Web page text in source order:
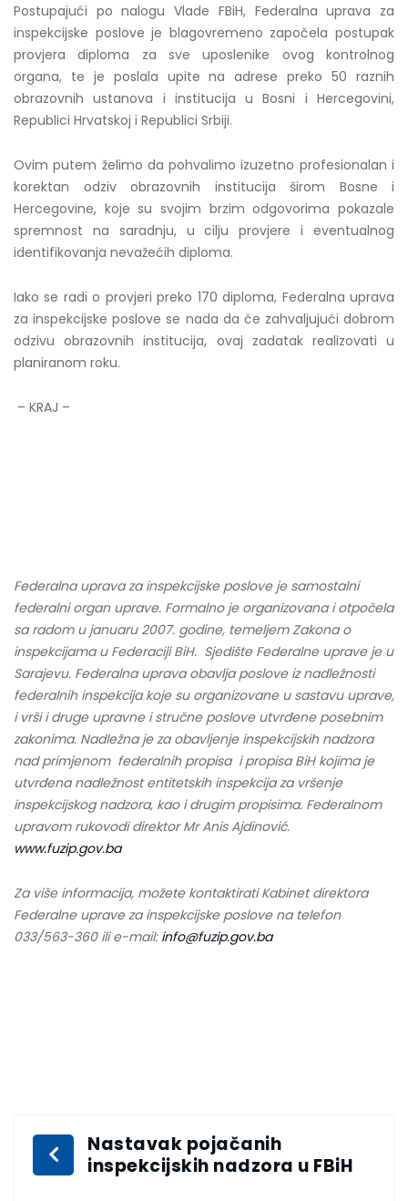
Postupajući po nalogu Vlade FBiH, Federalna uprava za
inspekcijske poslove je blagovremeno započela postupak
provjera diploma za sve uposlenike ovog kontrolnog
organa, te je poslala upite na adrese preko 50 raznih
obrazovnih ustanova i institucija u Bosni i Hercegovini,
Republici Hrvatskoj i Republici Srbiji.
Ovim putem želimo da pohvalimo izuzetno profesionalan i
korektan odziv obrazovnih institucija širom Bosne i
Hercegovine, koje su svojim brzim odgovorima pokazale
spremnost na saradnju, u cilju provjere i eventualnog
identifikovanja nevažećih diploma.
Iako se radi o provjeri preko 170 diploma, Federalna uprava
za inspekcijske poslove se nada da će zahvaljujući dobrom
odzivu obrazovnih institucija, ovaj zadatak realizovati u
planiranom roku.
– KRAJ –
Federalna uprava za inspekcijske poslove je samostalni
federalni organ uprave. Formalno je organizovana i otpočela
sa radom u januaru 2007. godine, temeljem Zakona o
inspekcijama u Federaciji BiH. Sjedište Federalne uprave je u
Sarajevu. Federalna uprava obavlja poslove iz nadležnosti
federalnih inspekcija koje su organizovane u sastavu uprave,
i vrši i druge upravne i stručne poslove utvrđene posebnim
zakonima. Nadležna je za obavljenje inspekcijskih nadzora
nad primjenom federalnih propisa i propisa BiH kojima je
utvrđena nadležnost entitetskih inspekcija za vršenje
inspekcijskog nadzora, kao i drugim propisima. Federalnom
upravom rukovodi direktor Mr Anis Ajdinović.
www.fuzip.gov.ba
Za više informacija, možete kontaktirati Kabinet direktora
Federalne uprave za inspekcijske poslove na telefon
033/563-360 ili e-mail: info@fuzip.gov.ba
Nastavak pojačanih
inspekcijskih nadzora u FBiH